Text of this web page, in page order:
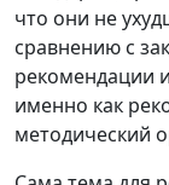
что они не
сравнению с
рекомендации
именно как
методический